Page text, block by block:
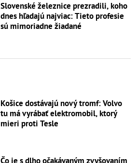
Slovenské železnice prezradili, koho
dnes hľadajú najviac: Tieto profesie
sú mimoriadne žiadané
Košice dostávajú nový tromf: Volvo
tu má vyrábať elektromobil, ktorý
mieri proti Tesle
Čo je s dlho očakávaným zvyšovaním